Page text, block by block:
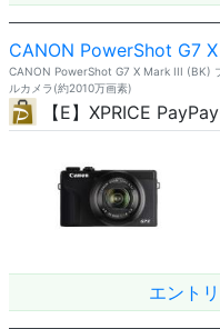
CANON PowerShot G7
CANON PowerShot G7 X Mark III (BK)
ルカメラ(約2010万画素)
【E】XPRICE
エント